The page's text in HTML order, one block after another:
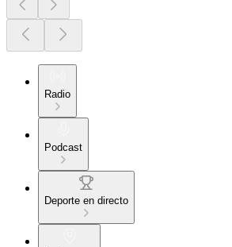
Radio
Podcast
Deporte en directo